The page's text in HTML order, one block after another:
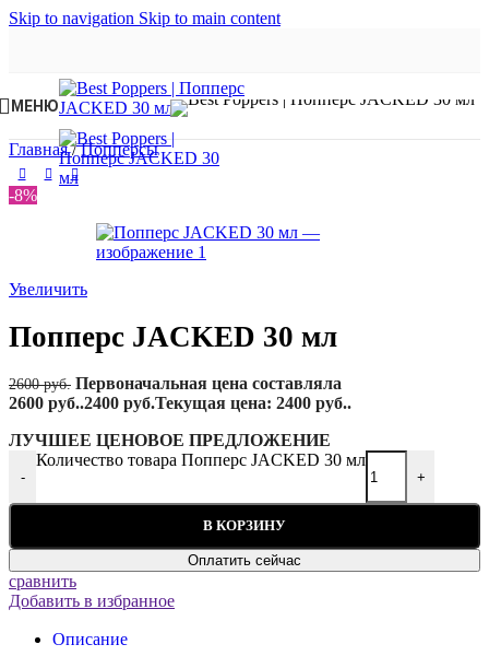
Skip to navigation Skip to main content
МЕНЮ
Главная/ Попперсы
-8%
Увеличить
Попперс JACKED 30 мл
2600руб. Первоначальная цена составляла
2600 руб..2400 руб.Текущая цена: 2400 руб..
ЛУЧШЕЕ ЦЕНОВОЕ ПРЕДЛОЖЕНИЕ
-
Количество товара Попперс JACKED 30 мл
+
В КОРЗИНУ
Оплатить сейчас
сравнить
Добавить в избранное
Описание